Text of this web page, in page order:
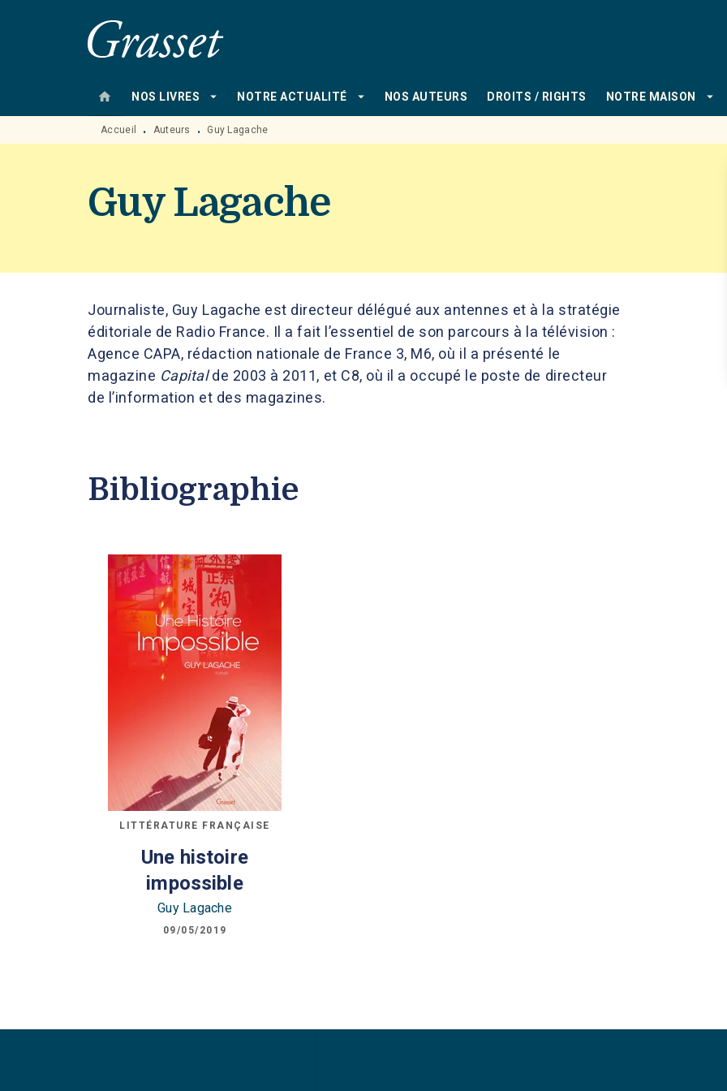
MENU RECHERCHE
home NOS LIVRES arrow_drop_down NOTRE ACTUALITÉ arrow_drop_down NOS AUTEURS DROITS / RIGHTS NOTRE MAISON arrow_drop_down
Accueil • Auteurs • Guy Lagache
Guy Lagache
Journaliste, Guy Lagache est directeur délégué aux antennes et à la stratégie
éditoriale de Radio France. Il a fait l’essentiel de son parcours à la télévision :
Agence CAPA, rédaction nationale de France 3, M6, où il a présenté le
magazine Capitalde 2003 à 2011, et C8, où il a occupé le poste de directeur
de l’information et des magazines.
Bibliographie
LITTÉRATURE FRANÇAISE
Une histoire
impossible
Guy Lagache
09/05/2019